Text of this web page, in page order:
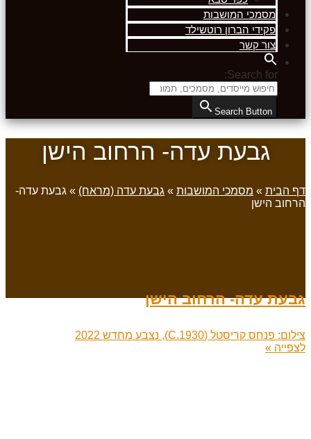
מסמכי המושבות
פקידי הברון רוטשילד
צור קשר
Search for:
Search Button
גבעת עדה- הרחוב הישן
דף הבית » מסמכי המושבות » גבעת עדה (מראח) » גבעת עדה-
הרחוב הישן
גבעת עדה- הרחוב הישן
צילום: פנחס קריסטל (C.1930), נצבע מחדש 2022
לצפייה »